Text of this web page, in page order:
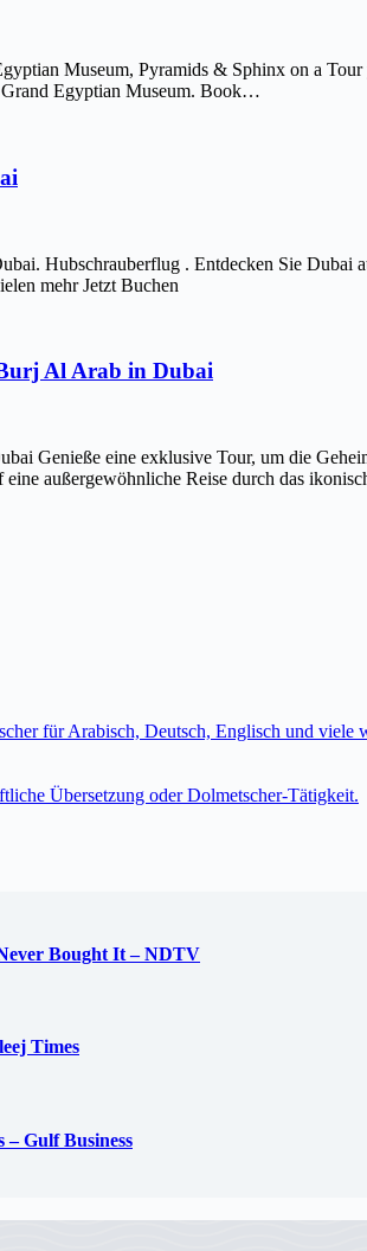
Museum, Pyramids & Sphinx on a
Grand Egyptian Museum. Book…
Hubschrauberflug . Entdecken Sie Dubai
mehr Jetzt Buchen
Al Arab in Dubai
Genieße eine exklusive Tour, um die
außergewöhnliche Reise durch das
für Arabisch, Deutsch, Englisch und
Übersetzung oder Dolmetscher-Tätigkeit.
Bought It – NDTV
Times
– Gulf Business